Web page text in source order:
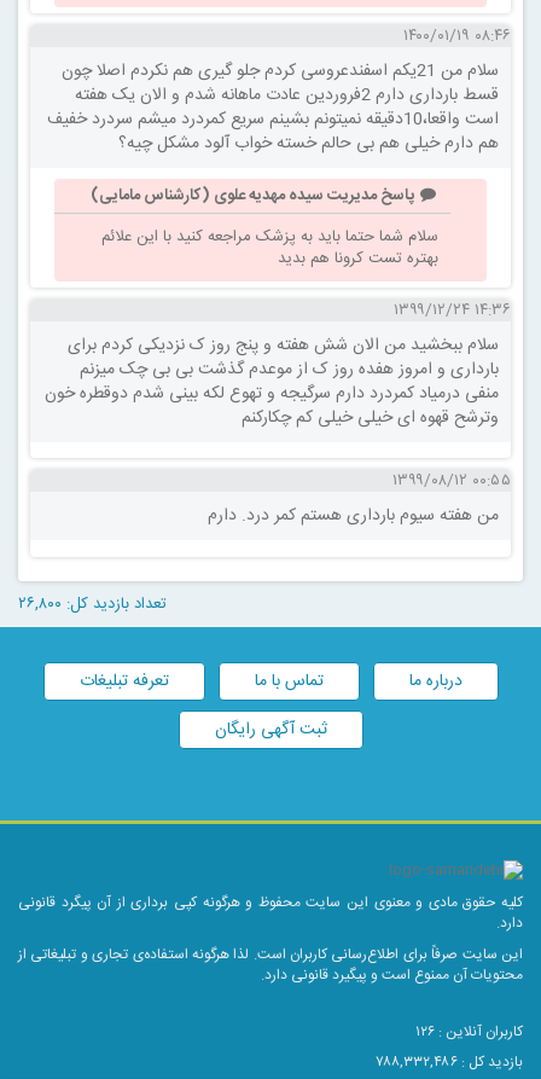
۰۸:۴۶ ۱۴۰۰/۰۱/۱۹
سلام من 21یکم اسفندعروسی کردم جلو گیری هم نکردم اصلا چون
قسط بارداری دارم 2فروردین عادت ماهانه شدم و الان یک هفته
است واقعا،10دقیقه نمیتونم بشینم سریع کمردرد میشم سردرد خفیف
هم دارم خیلی هم بی حالم خسته خواب آلود مشکل چیه؟
پاسخ مدیریت سیده مهدیه علوی (کارشناس مامایی)
سلام شما حتما باید به پزشک مراجعه کنید با این علائم
بهتره تست کرونا هم بدید
۱۴:۳۶ ۱۳۹۹/۱۲/۲۴
سلام ببخشید من الان شش هفته و پنج روز ک نزدیکی کردم برای
بارداری و امروز هفده روز ک از موعدم گذشت بی بی چک میزنم
منفی درمیاد کمردرد دارم سرگیجه و تهوع لکه بینی شدم دوقطره خون
وترشح قهوه ای خیلی خیلی کم چکارکنم
۰۰:۵۵ ۱۳۹۹/۰۸/۱۲
من هفته سیوم بارداری هستم کمر درد. دارم
تعداد بازدید کل: ۲۶,۸۰۰
درباره ما تماس با ما
تعرفه تبلیغات
ثبت آگهی رایگان
کلیه حقوق مادی و معنوی این سایت محفوظ و هرگونه کپی برداری از آن پیگرد قانونی
دارد.
این سایت صرفاً برای اطلاع‌رسانی کاربران است. لذا هرگونه استفاده‌ی تجاری و تبلیغاتی از
محتویات آن ممنوع است و پیگیرد قانونی دارد.
کاربران آنلاین : ۱۲۶
بازدید کل : ۷۸۸,۳۳۲,۴۸۶